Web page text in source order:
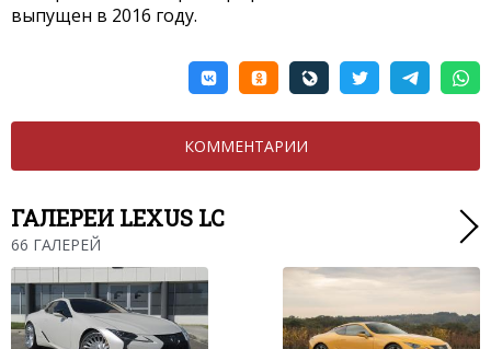
выпущен в 2016 году.
КОММЕНТАРИИ
ГАЛЕРЕИ LEXUS LC
66 ГАЛЕРЕЙ